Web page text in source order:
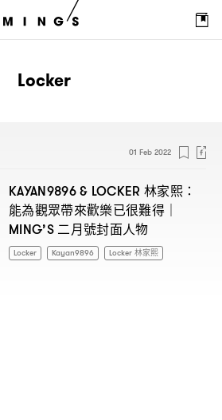
Locker
01 Feb 2022
KAYAN9896 & LOCKER林家熙 ：
能為觀眾帶來歡樂已很難得｜
MING’S 二月號封面人物
Locker Kayan9896 Locker 林家熙